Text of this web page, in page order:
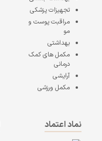
تجهیزات پزشکی
مراقبت پوست و
مو
بهداشتی
مکمل های کمک
درمانی
آرایشی
مکمل ورزشی
نماد اعتماد